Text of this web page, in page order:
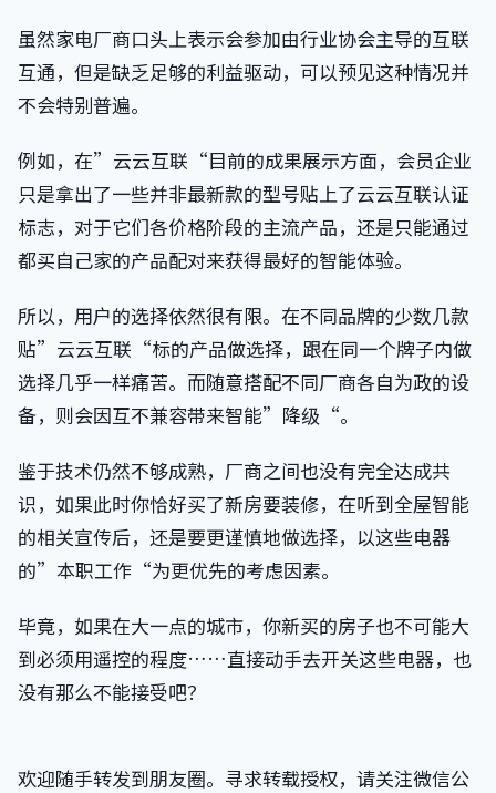
虽然家电厂商口头上表示会参加由行业协会主导的互联
互通，但是缺乏足够的利益驱动，可以预见这种情况并
不会特别普遍。
例如，在”云云互联“目前的成果展示方面，会员企业
只是拿出了一些并非最新款的型号贴上了云云互联认证
标志，对于它们各价格阶段的主流产品，还是只能通过
都买自己家的产品配对来获得最好的智能体验。
所以，用户的选择依然很有限。在不同品牌的少数几款
贴”云云互联“标的产品做选择，跟在同一个牌子内做
选择几乎一样痛苦。而随意搭配不同厂商各自为政的设
备，则会因互不兼容带来智能”降级“。
鉴于技术仍然不够成熟，厂商之间也没有完全达成共
识，如果此时你恰好买了新房要装修，在听到全屋智能
的相关宣传后，还是要更谨慎地做选择，以这些电器
的”本职工作“为更优先的考虑因素。
毕竟，如果在大一点的城市，你新买的房子也不可能大
到必须用遥控的程度……直接动手去开关这些电器，也
没有那么不能接受吧？
欢迎随手转发到朋友圈。寻求转载授权，请关注微信公